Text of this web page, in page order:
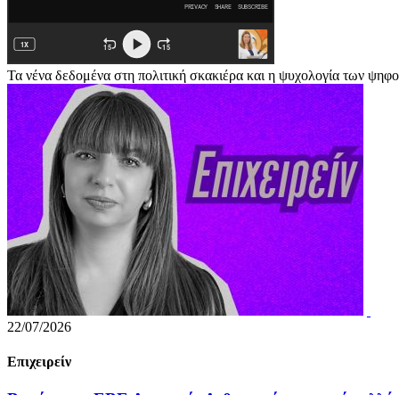
Τα νένα δεδομένα στη πολιτική σκακιέρα και η ψυχολογία των
22/07/2026
Επιχειρείν